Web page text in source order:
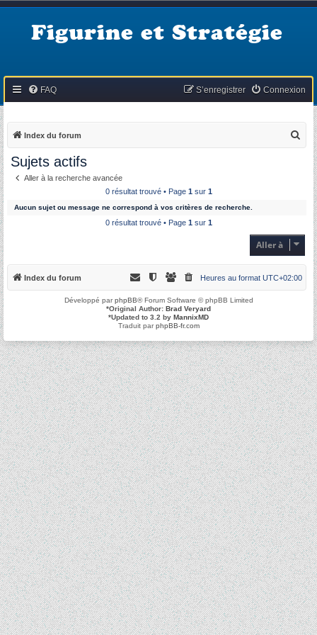
Figurine et Stratégie
FAQ Connexion
S’enregistrer
Index du forum
c
Sujets actifs
Aller à la recherche avancée
0 résultat trouvé • Page 1 sur 1
Aucun sujet ou message ne correspond à vos critères de recherche.
0 résultat trouvé • Page 1 sur 1
Aller à
Index du forum Heures au format UTC+02:00
Développé parphpBB® Forum Software © phpBB Limited
*Original Author: Brad Veryard
*Updated to 3.2 by MannixMD
Traduit parphpBB-fr.com